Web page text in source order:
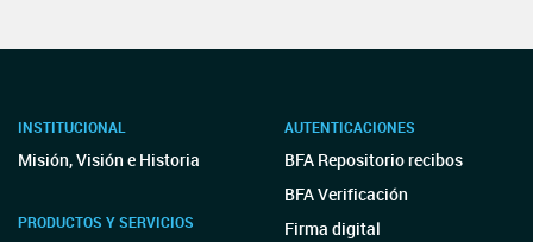
INSTITUCIONAL
Misión, Visión e Historia
PRODUCTOS Y SERVICIOS
AUTENTICACIONES
BFA Repositorio recibos
BFA Verificación
Firma digital